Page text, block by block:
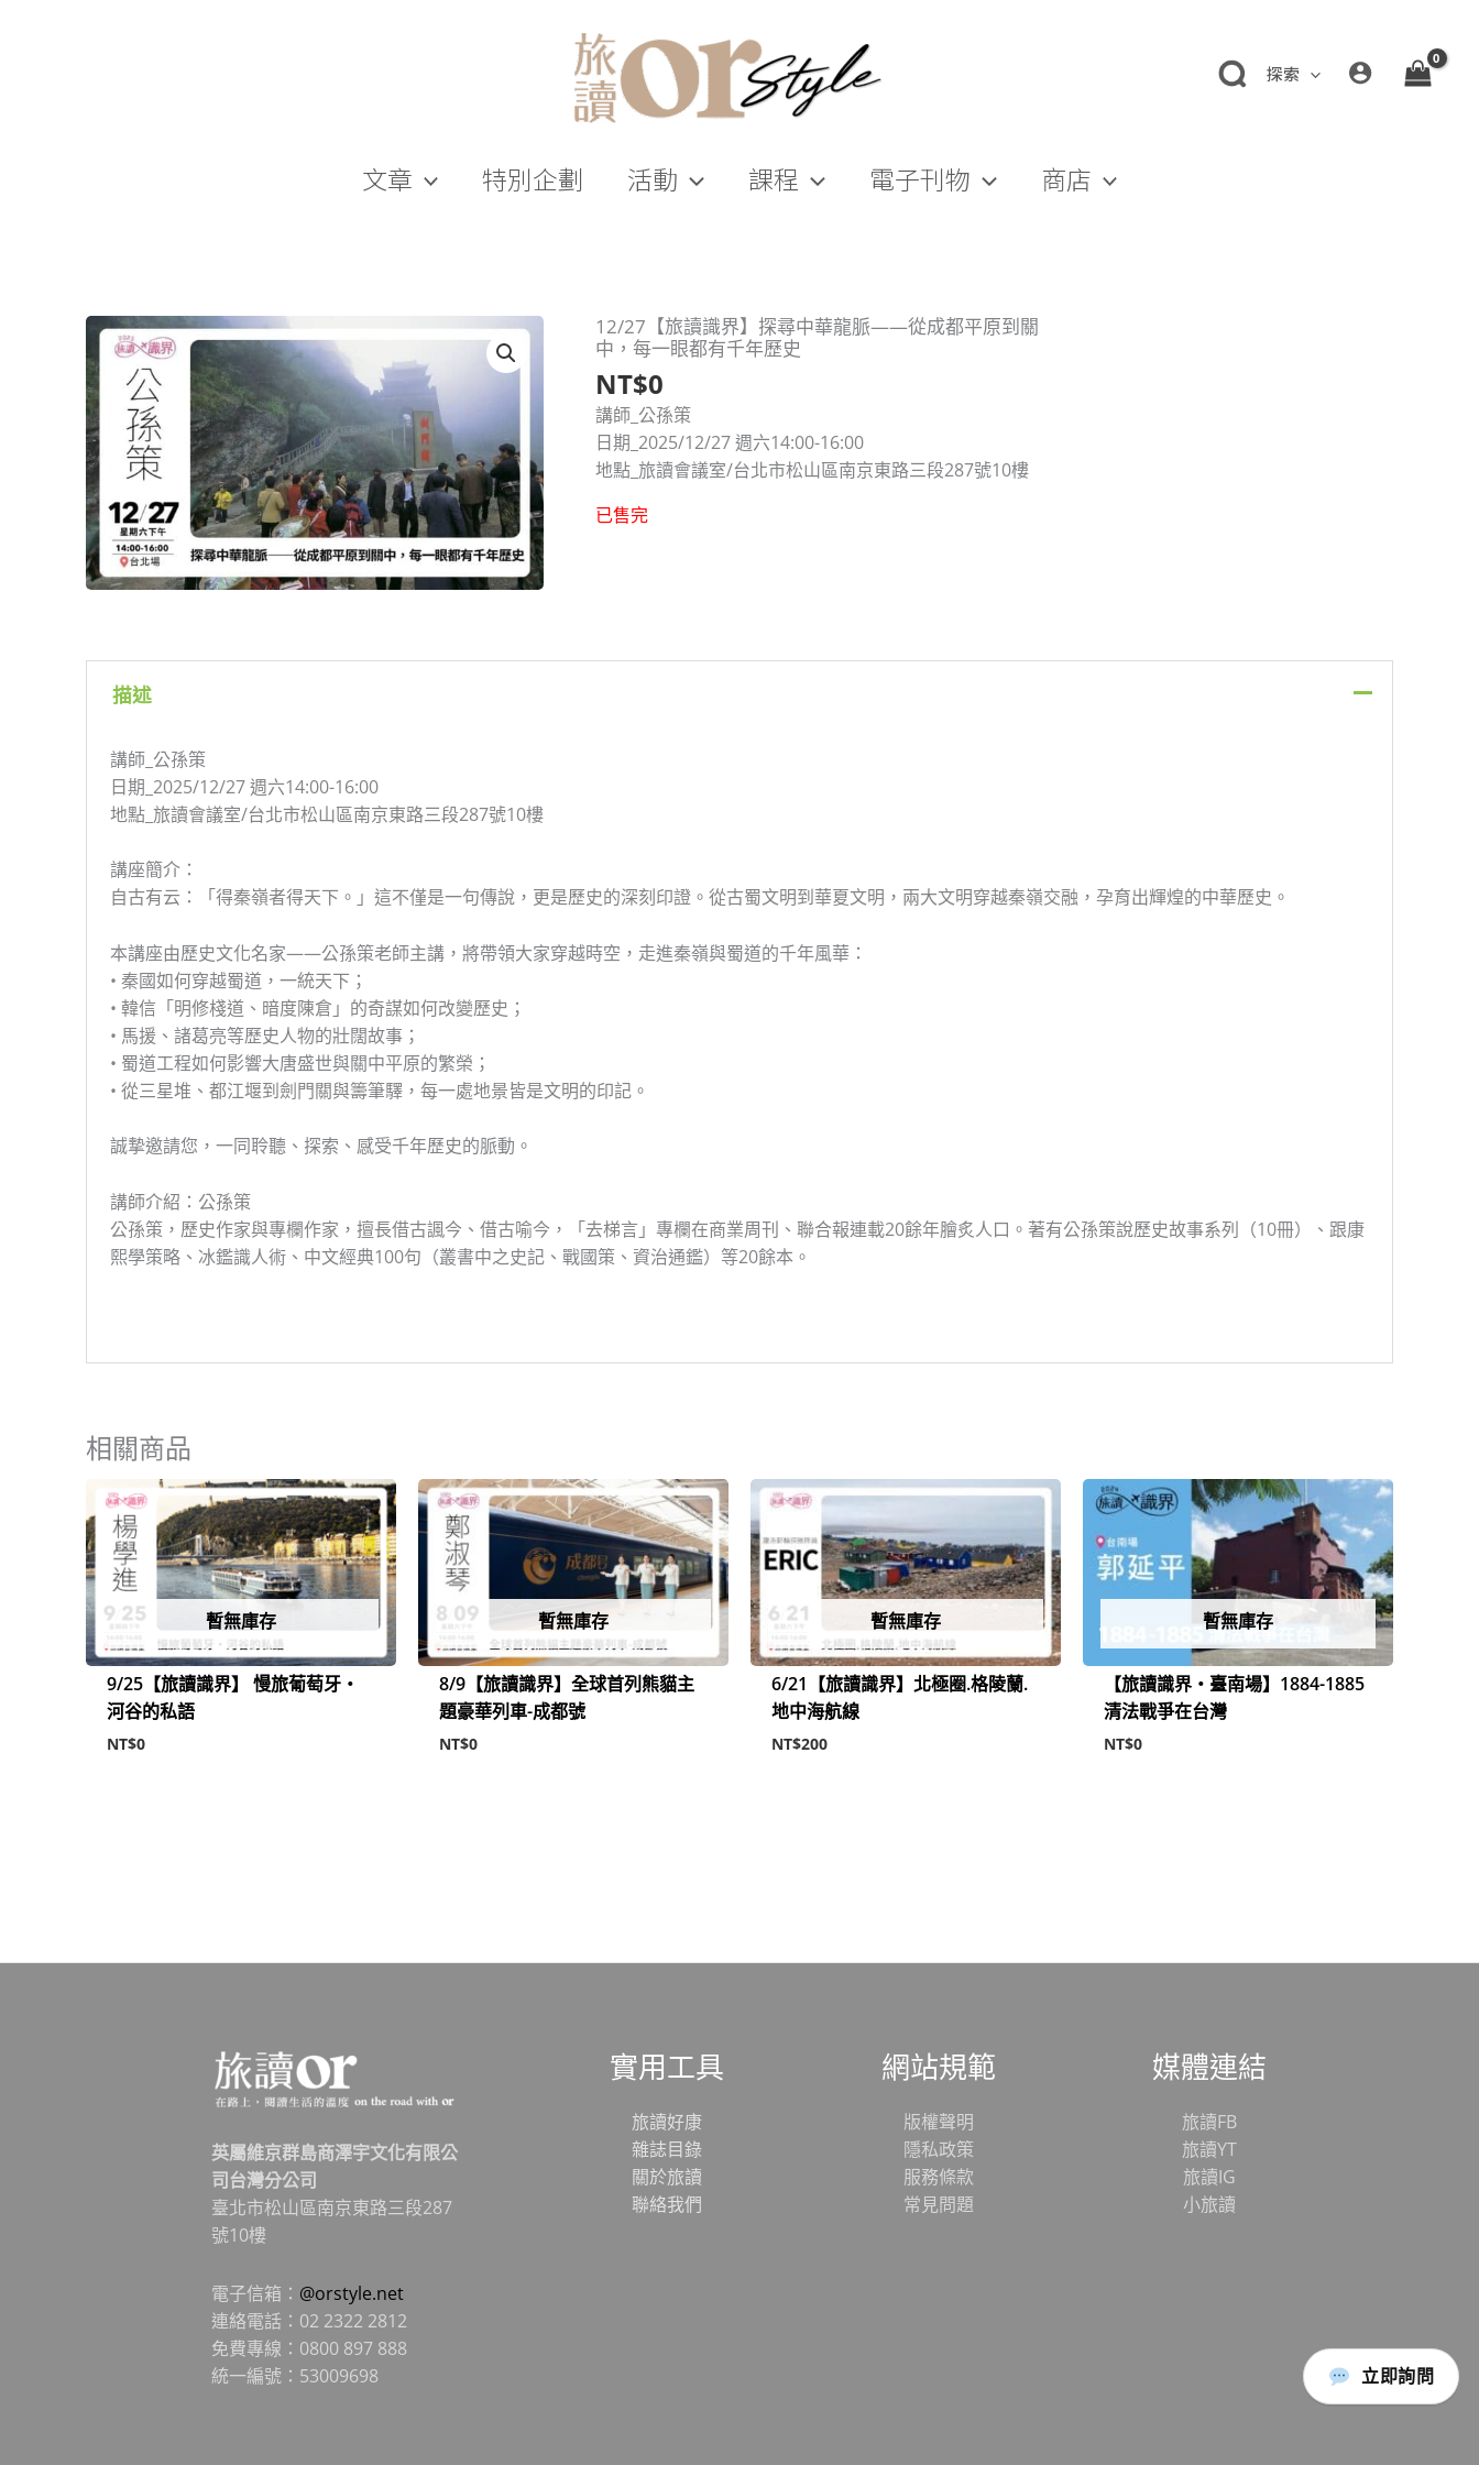
立即詢問
探索
文章 特別企劃 活動 課程 電子刊物 商店
12/27【旅讀識界】探尋中華龍脈——從成都平原到關
中，每一眼都有千年歷史
NT$0
講師_公孫策
日期_2025/12/27 週六14:00-16:00
地點_旅讀會議室/台北市松山區南京東路三段287號10樓
已售完
描述
講師_公孫策
日期_2025/12/27 週六14:00-16:00
地點_旅讀會議室/台北市松山區南京東路三段287號10樓
講座簡介：
自古有云：「得秦嶺者得天下。」這不僅是一句傳說，更是歷史的深刻印證。從古蜀文明到華夏文明，兩大文明穿越秦嶺交融，孕育出輝煌的中華歷史。
本講座由歷史文化名家——公孫策老師主講，將帶領大家穿越時空，走進秦嶺與蜀道的千年風華：
• 秦國如何穿越蜀道，一統天下；
• 韓信「明修棧道、暗度陳倉」的奇謀如何改變歷史；
• 馬援、諸葛亮等歷史人物的壯闊故事；
• 蜀道工程如何影響大唐盛世與關中平原的繁榮；
• 從三星堆、都江堰到劍門關與籌筆驛，每一處地景皆是文明的印記。
誠摯邀請您，一同聆聽、探索、感受千年歷史的脈動。
講師介紹：公孫策
公孫策，歷史作家與專欄作家，擅長借古諷今、借古喻今，「去梯言」專欄在商業周刊、聯合報連載20餘年膾炙人口。著有公孫策說歷史故事系列（10冊）、跟康
熙學策略、冰鑑識人術、中文經典100句（叢書中之史記、戰國策、資治通鑑）等20餘本。
相關商品
暫無庫存
9/25【旅讀識界】 慢旅葡萄牙・
河谷的私語
NT$0
暫無庫存
8/9【旅讀識界】全球首列熊貓主
題豪華列車-成都號
NT$0
暫無庫存
6/21【旅讀識界】北極圈.格陵蘭.
地中海航線
NT$200
暫無庫存
【旅讀識界‧臺南場】1884-1885
清法戰爭在台灣
NT$0
英屬維京群島商澤宇文化有限公
司台灣分公司
臺北市松山區南京東路三段287
號10樓
電子信箱： @orstyle.net
連絡電話：02 2322 2812
免費專線：0800 897 888
統一編號：53009698
實用工具
旅讀好康
雜誌目錄
關於旅讀
聯絡我們
網站規範
版權聲明
隱私政策
服務條款
常見問題
媒體連結
旅讀FB
旅讀YT
旅讀IG
小旅讀